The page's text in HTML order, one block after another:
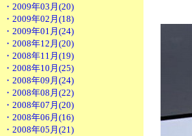
・2009年03月(20)
・2009年02月(18)
・2009年01月(24)
・2008年12月(20)
・2008年11月(19)
・2008年10月(25)
・2008年09月(24)
・2008年08月(22)
・2008年07月(20)
・2008年06月(16)
・2008年05月(21)